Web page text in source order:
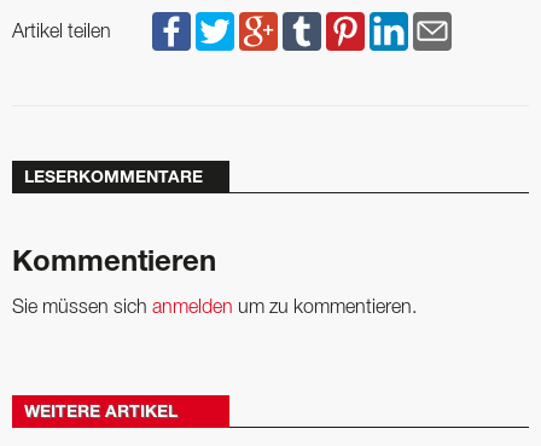
Artikel teilen
LESERKOMMENTARE
Kommentieren
Sie müssen sich anmelden um zu kommentieren.
WEITERE ARTIKEL